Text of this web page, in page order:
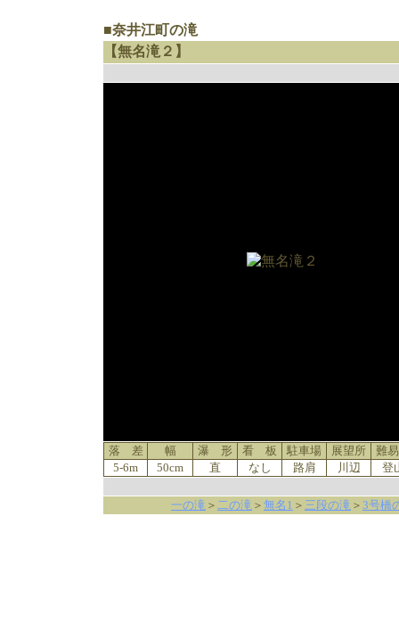
■奈井江町の滝
【無名滝２】
落 差 幅 瀑 形 看 板 駐車場 展望所
難
5-6m
50cm 直 なし 路肩 川辺 登
一の滝 ＞ 二の滝 ＞ 無名1 ＞ 三段の滝 ＞ 3号橋